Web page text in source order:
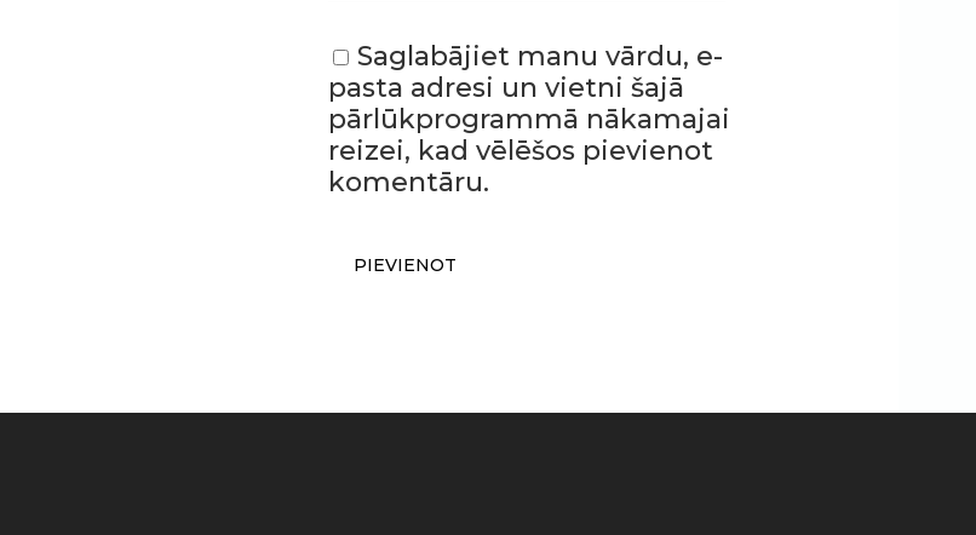
Saglabājiet manu vārdu, e-
pasta adresi un vietni šajā
pārlūkprogrammā nākamajai
reizei, kad vēlēšos pievienot
komentāru.